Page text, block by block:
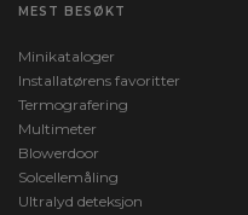
MEST BESØKT
Minikataloger
Installatørens favoritter
Termografering
Multimeter
Blowerdoor
Solcellemåling
Ultralyd deteksjon